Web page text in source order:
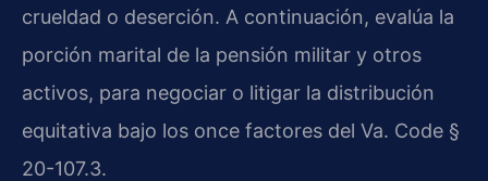
crueldad o deserción. A continuación, evalúa la
porción marital de la pensión militar y otros
activos, para negociar o litigar la distribución
equitativa bajo los once factores del Va. Code §
20-107.3.